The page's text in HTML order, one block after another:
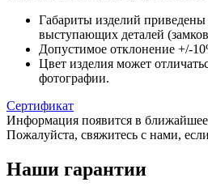
Габариты изделий приведены
выступающих деталей
Допустимое отклонение +/-
Цвет изделия может
фотографии.
Сертификат
Информация появится в
Пожалуйста, свяжитесь с нами,
Наши гарантии